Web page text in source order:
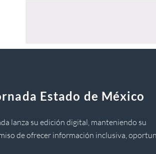
Estado de México
lanza su edición digital, manteniendo su
de ofrecer información inclusiva,